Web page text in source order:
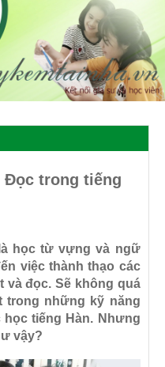
Đọc trong tiếng
học từ vựng và ngữ
việc thành thạo các
và đọc. Sẽ không quá
trong những kỹ năng
tiếng Hàn. Nhưng
vậy?